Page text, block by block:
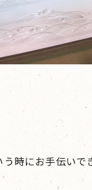
時にお手伝いで